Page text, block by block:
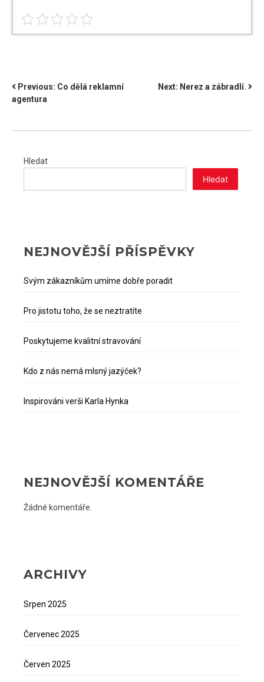
NAVIGACE
PRO
Previous: Co dělá reklamní
agentura
Next: Nerez a zábradlí.
Hledat
Hledat
NEJNOVĚJŠÍ PŘÍSPĚVKY
Svým zákazníkům umíme dobře poradit
Pro jistotu toho, že se neztratíte
Poskytujeme kvalitní stravování
Kdo z nás nemá mlsný jazýček?
Inspirováni verši Karla Hynka
NEJNOVĚJŠÍ KOMENTÁŘE
Žádné komentáře.
ARCHIVY
Srpen 2025
Červenec 2025
Červen 2025